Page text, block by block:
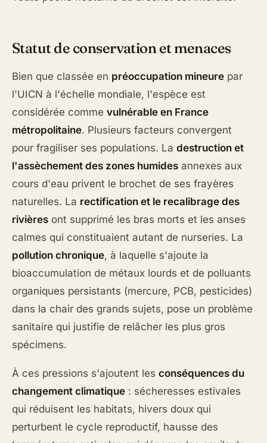
Statut de conservation et menaces
Bien que classée en préoccupation mineure par
l'UICN à l'échelle mondiale, l'espèce est
considérée comme vulnérable en France
métropolitaine. Plusieurs facteurs convergent
pour fragiliser ses populations. La destruction et
l'assèchement des zones humides annexes aux
cours d'eau privent le brochet de ses frayères
naturelles. La rectification et le recalibrage des
rivières ont supprimé les bras morts et les anses
calmes qui constituaient autant de nurseries. La
pollution chronique, à laquelle s'ajoute la
bioaccumulation de métaux lourds et de polluants
organiques persistants (mercure, PCB, pesticides)
dans la chair des grands sujets, pose un problème
sanitaire qui justifie de relâcher les plus gros
spécimens.
À ces pressions s'ajoutent les conséquences du
changement climatique : sécheresses estivales
qui réduisent les habitats, hivers doux qui
perturbent le cycle reproductif, hausse des